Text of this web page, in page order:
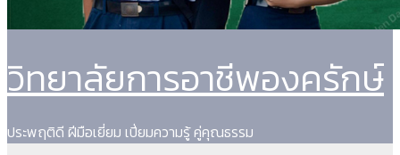
วิทยาลัยการอาชีพองครักษ์
ประพฤติดี ฝีมือเยี่ยม เปี่ยมความรู้ คู่คุณธรรม